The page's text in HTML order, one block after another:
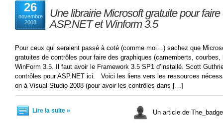
26
novembre
2008
Une librairie Microsoft gratuite pour
ASP.NET et Winform 3.5
Pour ceux qui seraient passé à coté (comme moi…) sachez que
gratuites de contrôles pour faire des graphiques (camemberts,
WinForm 3.5. Il faut avoir le Framework 3.5 SP1 d’installé. Scott
contrôles pour ASP.NET ici. Voici les liens vers les ressources
on à Visual Studio 2008 (pour avoir les contrôles dans […]
Lire la suite » Un article de